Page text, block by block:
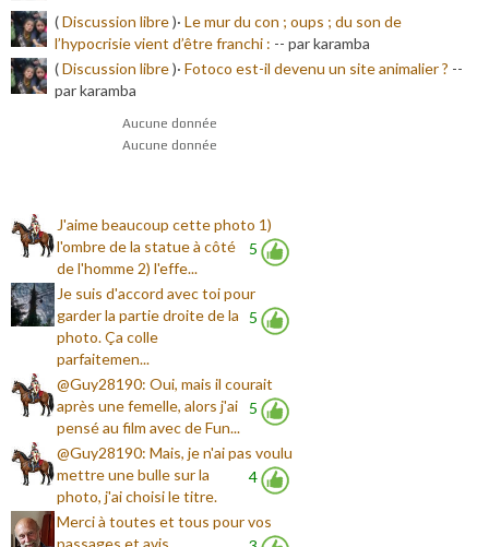
(Discussion libre)· Le mur du con ; oups ; du son de
l’hypocrisie vient d’être franchi : -- par karamba
(Discussion libre)· Fotoco est-il devenu un site animalier ? --
par karamba
Aucune donnée
Aucune donnée
5
J'aime beaucoup cette photo 1)
l'ombre de la statue à côté
de l'homme 2) l'effe...
5
Je suis d'accord avec toi pour
garder la partie droite de la
photo. Ça colle
parfaitemen...
5
@Guy28190: Oui, mais il courait
après une femelle, alors j'ai
pensé au film avec de Fun...
4
@Guy28190: Mais, je n'ai pas voulu
mettre une bulle sur la
photo, j'ai choisi le titre.
Merci à toutes et tous pour vos